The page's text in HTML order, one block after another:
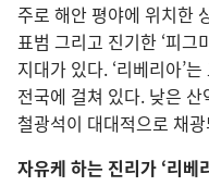
주로 해안 평야에 위치한
표범 그리고 진기한 ‘피그
지대가 있다. ‘리베리아’
전국에 걸쳐 있다. 낮은
철광석이 대대적으로 채
자유케 하는 진리가 ‘리베